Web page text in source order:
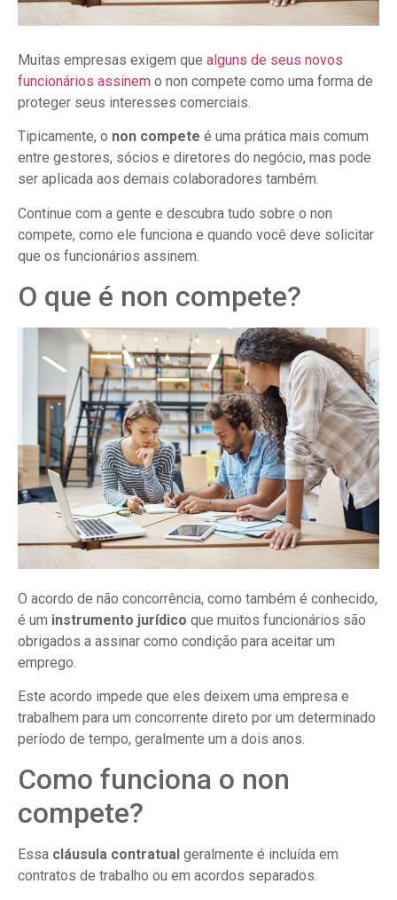
Muitas empresas exigem que alguns de seus novos
funcionários assinem o non compete como uma forma de
proteger seus interesses comerciais.
Tipicamente, o non compete é uma prática mais comum
entre gestores, sócios e diretores do negócio, mas pode
ser aplicada aos demais colaboradores também.
Continue com a gente e descubra tudo sobre o non
compete, como ele funciona e quando você deve solicitar
que os funcionários assinem.
O que é non compete?
O acordo de não concorrência, como também é conhecido,
é um instrumento jurídico que muitos funcionários são
obrigados a assinar como condição para aceitar um
emprego.
Este acordo impede que eles deixem uma empresa e
trabalhem para um concorrente direto por um determinado
período de tempo, geralmente um a dois anos.
Como funciona o non
compete?
Essa cláusula contratual geralmente é incluída em
contratos de trabalho ou em acordos separados.